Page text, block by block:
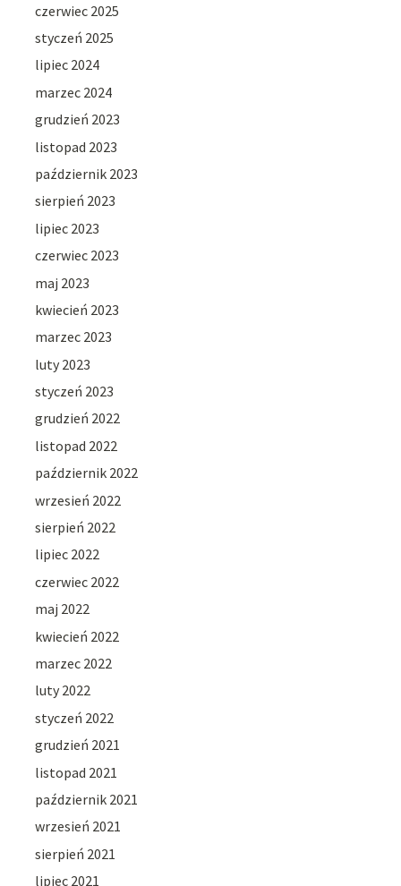
czerwiec 2025
styczeń 2025
lipiec 2024
marzec 2024
grudzień 2023
listopad 2023
październik 2023
sierpień 2023
lipiec 2023
czerwiec 2023
maj 2023
kwiecień 2023
marzec 2023
luty 2023
styczeń 2023
grudzień 2022
listopad 2022
październik 2022
wrzesień 2022
sierpień 2022
lipiec 2022
czerwiec 2022
maj 2022
kwiecień 2022
marzec 2022
luty 2022
styczeń 2022
grudzień 2021
listopad 2021
październik 2021
wrzesień 2021
sierpień 2021
lipiec 2021